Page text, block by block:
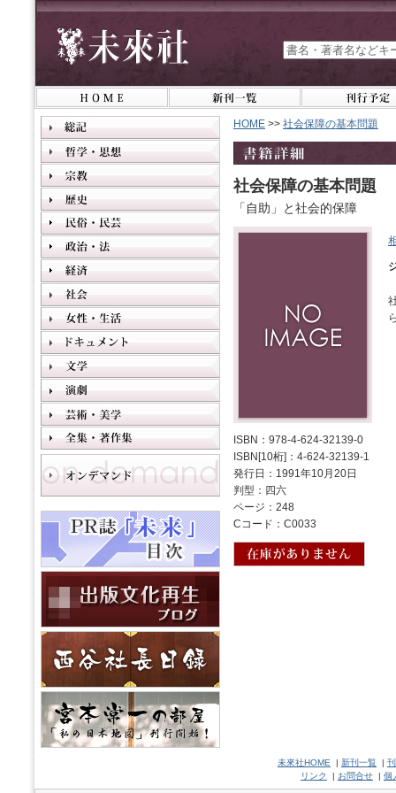
HOME >> 社会保障の基本問題
社会保障の基本問題
「自助」と社会的保障
ISBN：978-4-624-32139-0
ISBN[10桁]：4-624-32139-1
発行日：1991年10月20日
判型：四六
ページ：248
Cコード：C0033
未來社HOME | 新刊一覧 |
リンク
| お問合せ | 個